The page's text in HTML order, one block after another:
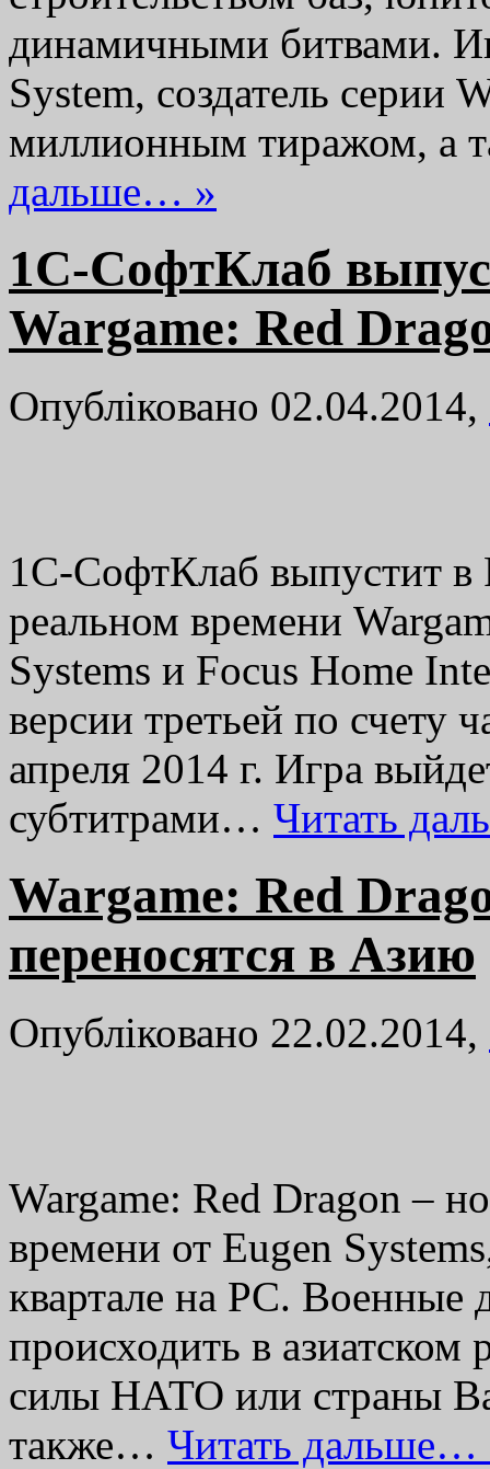
динамичными битвами.
System, создатель серии
миллионным тиражом, а
дальше… »
1С-СофтКлаб
Wargame: Red
Опубліковано 02.04.2014,
1С-СофтКлаб выпустит в
реальном времени
Systems и Focus Home
версии третьей по счету
апреля 2014 г. Игра
субтитрами… Читать
Wargame: Red
переносятся в Азию
Опубліковано 22.02.2014,
Wargame: Red Dragon –
времени от Eugen
квартале на PC. Военные
происходить в азиатском
силы НАТО или страны
также… Читать дальше…